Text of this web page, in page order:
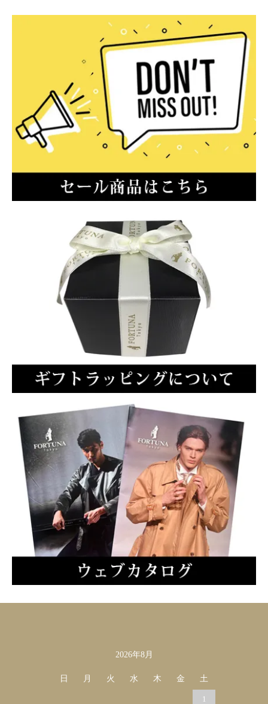
2026年8月
日 月 火 水 木 金 土
1